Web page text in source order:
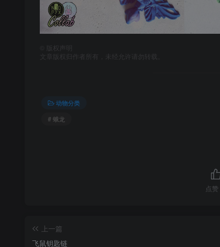
版权声明
文章版权归作者所有，未经允许请勿转载。
动物分类
# 蛾龙
点赞
上一篇
飞鼠钥匙链